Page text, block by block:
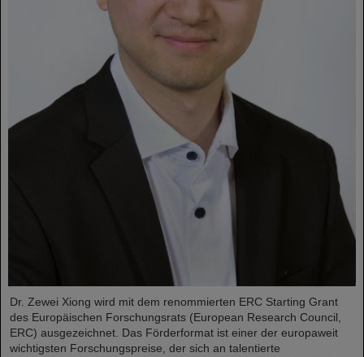
Dr. Zewei Xiong wird mit dem renommierten ERC Starting Grant
des Europäischen Forschungsrats (European Research Council,
ERC) ausgezeichnet. Das Förderformat ist einer der europaweit
wichtigsten Forschungspreise, der sich an talentierte